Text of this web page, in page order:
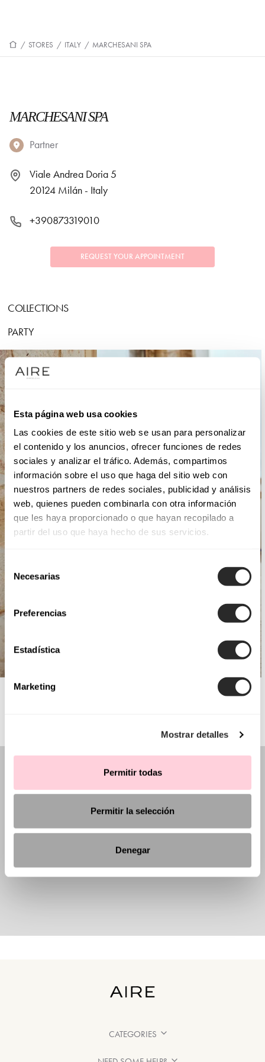
Esta página web usa cookies
Las cookies de este sitio web se usan para personalizar
el contenido y los anuncios, ofrecer funciones de redes
sociales y analizar el tráfico. Además, compartimos
información sobre el uso que haga del sitio web con
nuestros partners de redes sociales, publicidad y análisis
web, quienes pueden combinarla con otra información
que les haya proporcionado o que hayan recopilado a
partir del uso que haya hecho de sus servicios.
Selección
Necesarias
Preferencias
Estadística
Marketing
Mostrar detalles
Permitir todas
Permitir la selección
Denegar
/ STORES / ITALY / MARCHESANI SPA
MARCHESANI SPA
Partner
Viale Andrea Doria 5
20124 Milán - Italy
+390873319010
REQUEST YOUR APPOINTMENT
COLLECTIONS
PARTY
AIRE BARCELONA
CATEGORIES